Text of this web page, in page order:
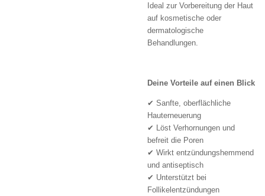
Ideal zur Vorbereitung der Haut
auf kosmetische oder
dermatologische
Behandlungen.
Deine Vorteile auf einen Blick
✔ Sanfte, oberflächliche
Hauterneuerung
✔ Löst Verhornungen und
befreit die Poren
✔ Wirkt entzündungshemmend
und antiseptisch
✔ Unterstützt bei
Follikelentzündungen